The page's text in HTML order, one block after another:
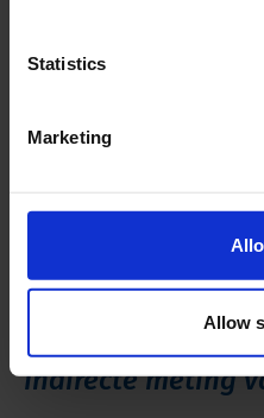
Statistics
Marketing
Allow
Indirecte meting